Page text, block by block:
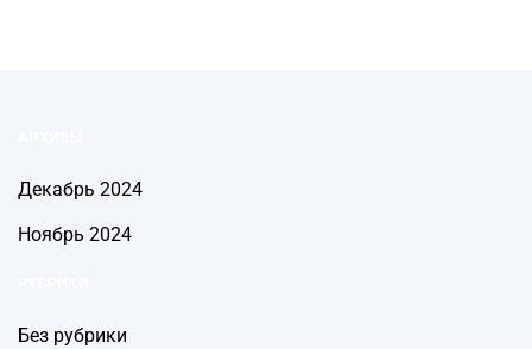
Декабрь 2024
Ноябрь 2024
Без рубрики